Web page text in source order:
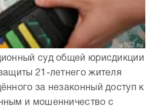
суд общей юрисдикции
21-летнего жителя
за незаконный доступ к
и мошенничество с